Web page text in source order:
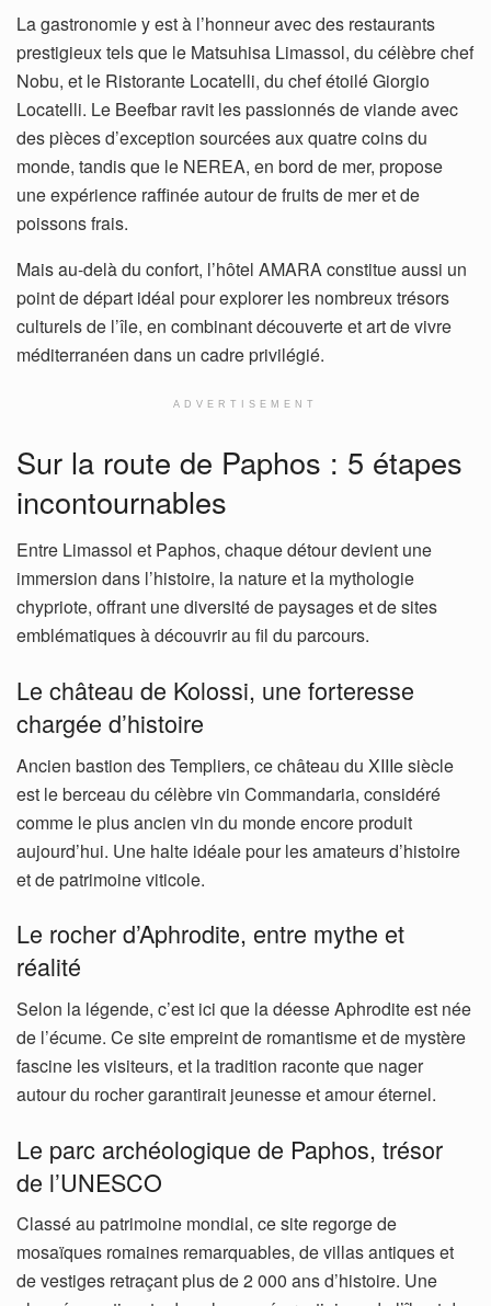
La gastronomie y est à l’honneur avec des restaurants
prestigieux tels que le Matsuhisa Limassol, du célèbre chef
Nobu, et le Ristorante Locatelli, du chef étoilé Giorgio
Locatelli. Le Beefbar ravit les passionnés de viande avec
des pièces d’exception sourcées aux quatre coins du
monde, tandis que le NEREA, en bord de mer, propose
une expérience raffinée autour de fruits de mer et de
poissons frais.
Mais au-delà du confort, l’hôtel AMARA constitue aussi un
point de départ idéal pour explorer les nombreux trésors
culturels de l’île, en combinant découverte et art de vivre
méditerranéen dans un cadre privilégié.
ADVERTISEMENT
Sur la route de Paphos : 5 étapes
incontournables
Entre Limassol et Paphos, chaque détour devient une
immersion dans l’histoire, la nature et la mythologie
chypriote, offrant une diversité de paysages et de sites
emblématiques à découvrir au fil du parcours.
Le château de Kolossi, une forteresse
chargée d’histoire
Ancien bastion des Templiers, ce château du XIIIe siècle
est le berceau du célèbre vin Commandaria, considéré
comme le plus ancien vin du monde encore produit
aujourd’hui. Une halte idéale pour les amateurs d’histoire
et de patrimoine viticole.
Le rocher d’Aphrodite, entre mythe et
réalité
Selon la légende, c’est ici que la déesse Aphrodite est née
de l’écume. Ce site empreint de romantisme et de mystère
fascine les visiteurs, et la tradition raconte que nager
autour du rocher garantirait jeunesse et amour éternel.
Le parc archéologique de Paphos, trésor
de l’UNESCO
Classé au patrimoine mondial, ce site regorge de
mosaïques romaines remarquables, de villas antiques et
de vestiges retraçant plus de 2 000 ans d’histoire. Une